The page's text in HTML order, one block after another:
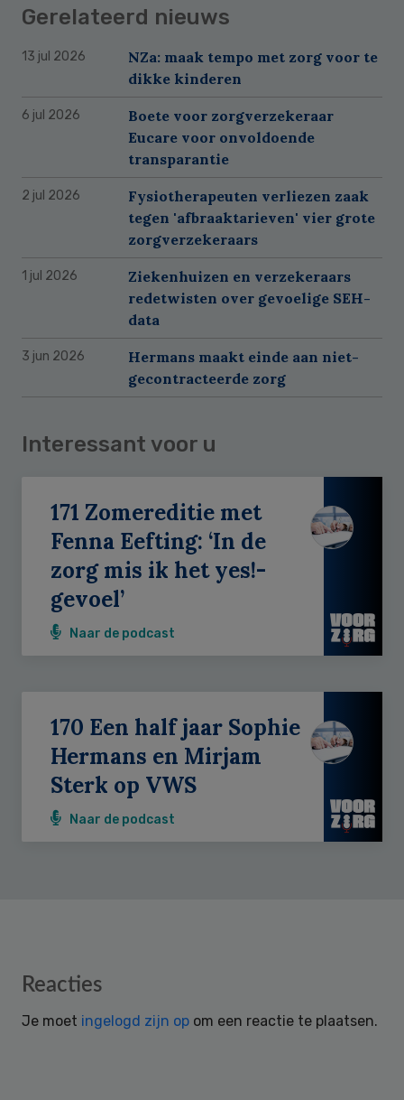
Gerelateerd nieuws
13 jul 2026
NZa: maak tempo met zorg voor te
dikke kinderen
6 jul 2026
Boete voor zorgverzekeraar
Eucare voor onvoldoende
transparantie
2 jul 2026
Fysiotherapeuten verliezen zaak
tegen 'afbraaktarieven' vier grote
zorgverzekeraars
1 jul 2026
Ziekenhuizen en verzekeraars
redetwisten over gevoelige SEH-
data
3 jun 2026
Hermans maakt einde aan niet-
gecontracteerde zorg
Interessant voor u
171 Zomereditie met
Fenna Eefting: ‘In de
zorg mis ik het yes!-
gevoel’
Naar de podcast
170 Een half jaar Sophie
Hermans en Mirjam
Sterk op VWS
Naar de podcast
Reader
Reacties
Je moet ingelogd zijn op om een reactie te plaatsen.